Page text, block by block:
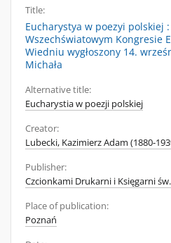
Title:
Eucharystya w poezyi polskiej
Wszechświatowym Kongresie
Wiedniu wygłoszony 14.
Michała
Alternative title:
Eucharystia w poezji polskiej
Creator:
Lubecki, Kazimierz Adam (1880-
Publisher:
Czcionkami Drukarni i Księgarni
Place of publication:
Poznań